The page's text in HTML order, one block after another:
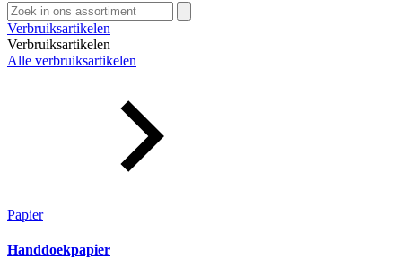
Zoeken
naar:
Verbruiksartikelen
Verbruiksartikelen
Alle verbruiksartikelen
Papier
Handdoekpapier